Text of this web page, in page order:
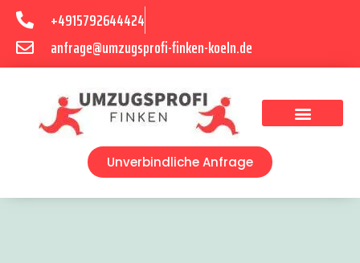
+4915792644424
anfrage@umzugsprofi-finken-koeln.de
Unverbindliche Anfrage